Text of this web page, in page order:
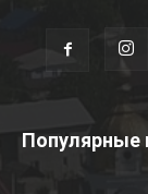
Популярные